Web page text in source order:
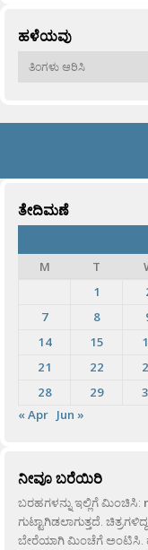
ಹಳೆಯವು
ಹಳೆಯವು
ತೇದಿಮಣೆ
M
T
1
7
8
14
15
21
22
28
29
« Apr Jun »
ನೀವೂ ಬರೆಯಿರಿ
ಬರಹಗಳನ್ನು ಇಲ್ಲಿಗೆ ಮಿಂಚಿಸಿ:
ಗುಟ್ಟಾಗಿಡಲಾಗುತ್ತದೆ.
ಬೇರೆಯಾಗಿ ಮಿಂಚೆಗೆ ಅಂಟಿಸಿ.